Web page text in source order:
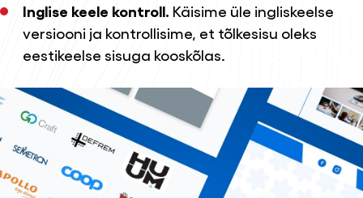
Inglise keele kontroll. Käisime üle ingliskeelse
versiooni ja kontrollisime, et tõlkesisu oleks
eestikeelse sisuga kooskõlas.